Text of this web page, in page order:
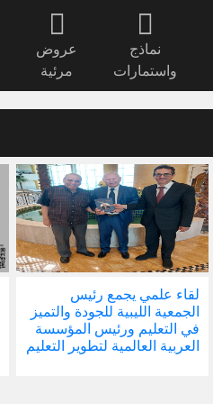
نماذج
واستمارات
عروض
مرئية
لقاء علمي يجمع رئيس
الجمعية الليبية للجودة والتميز
في التعليم ورئيس المؤسسة
العربية العالمية لتطوير التعليم